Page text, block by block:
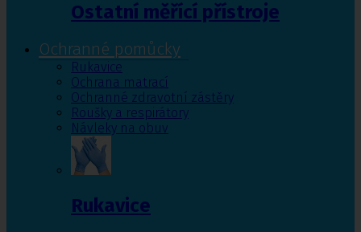
Ostatní měřící přístroje
Ochranné pomůcky
Rukavice
Ochrana matrací
Ochranné zdravotní zástěry
Roušky a respirátory
Návleky na obuv
Rukavice